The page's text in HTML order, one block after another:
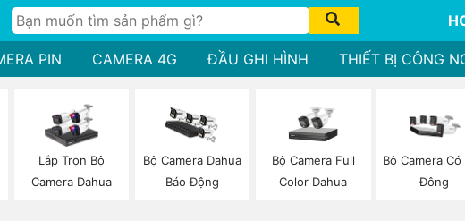
PIN CAMERA 4G ĐẦU GHI HÌNH THIẾT BỊ CÔNG
Lắp Trọn Bộ
Camera Dahua
Bộ Camera Dahua
Báo Động
Bộ Camera Full
Color Dahua
Bộ Camera Có
Đông